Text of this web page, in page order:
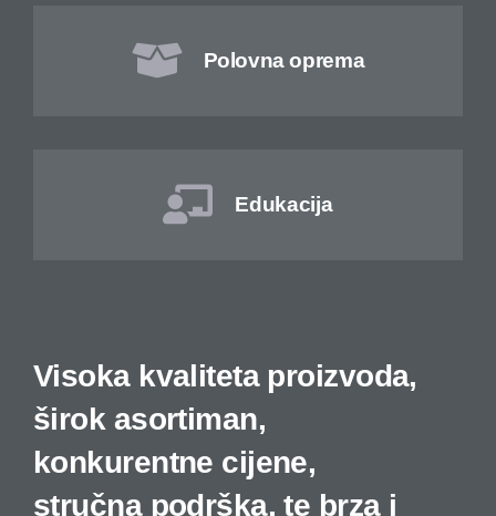
Polovna oprema
Edukacija
Visoka kvaliteta proizvoda,
širok asortiman,
konkurentne cijene,
stručna podrška, te brza i